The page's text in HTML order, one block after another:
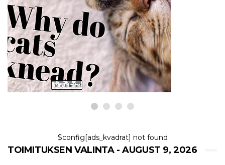
KASSAT
Miksi kissat pitävät
vaivaamisesta?
9,2026
$config[ads_kvadrat] not found
TOIMITUKSEN VALINTA - AUGUST 9, 2026